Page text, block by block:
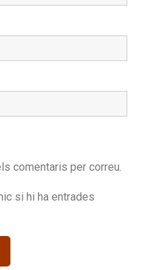
comentaris per correu.
si hi ha entrades